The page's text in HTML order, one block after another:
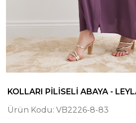
KOLLARI PILISELI ABAYA -
Ürün Kodu: VB2226-8-83